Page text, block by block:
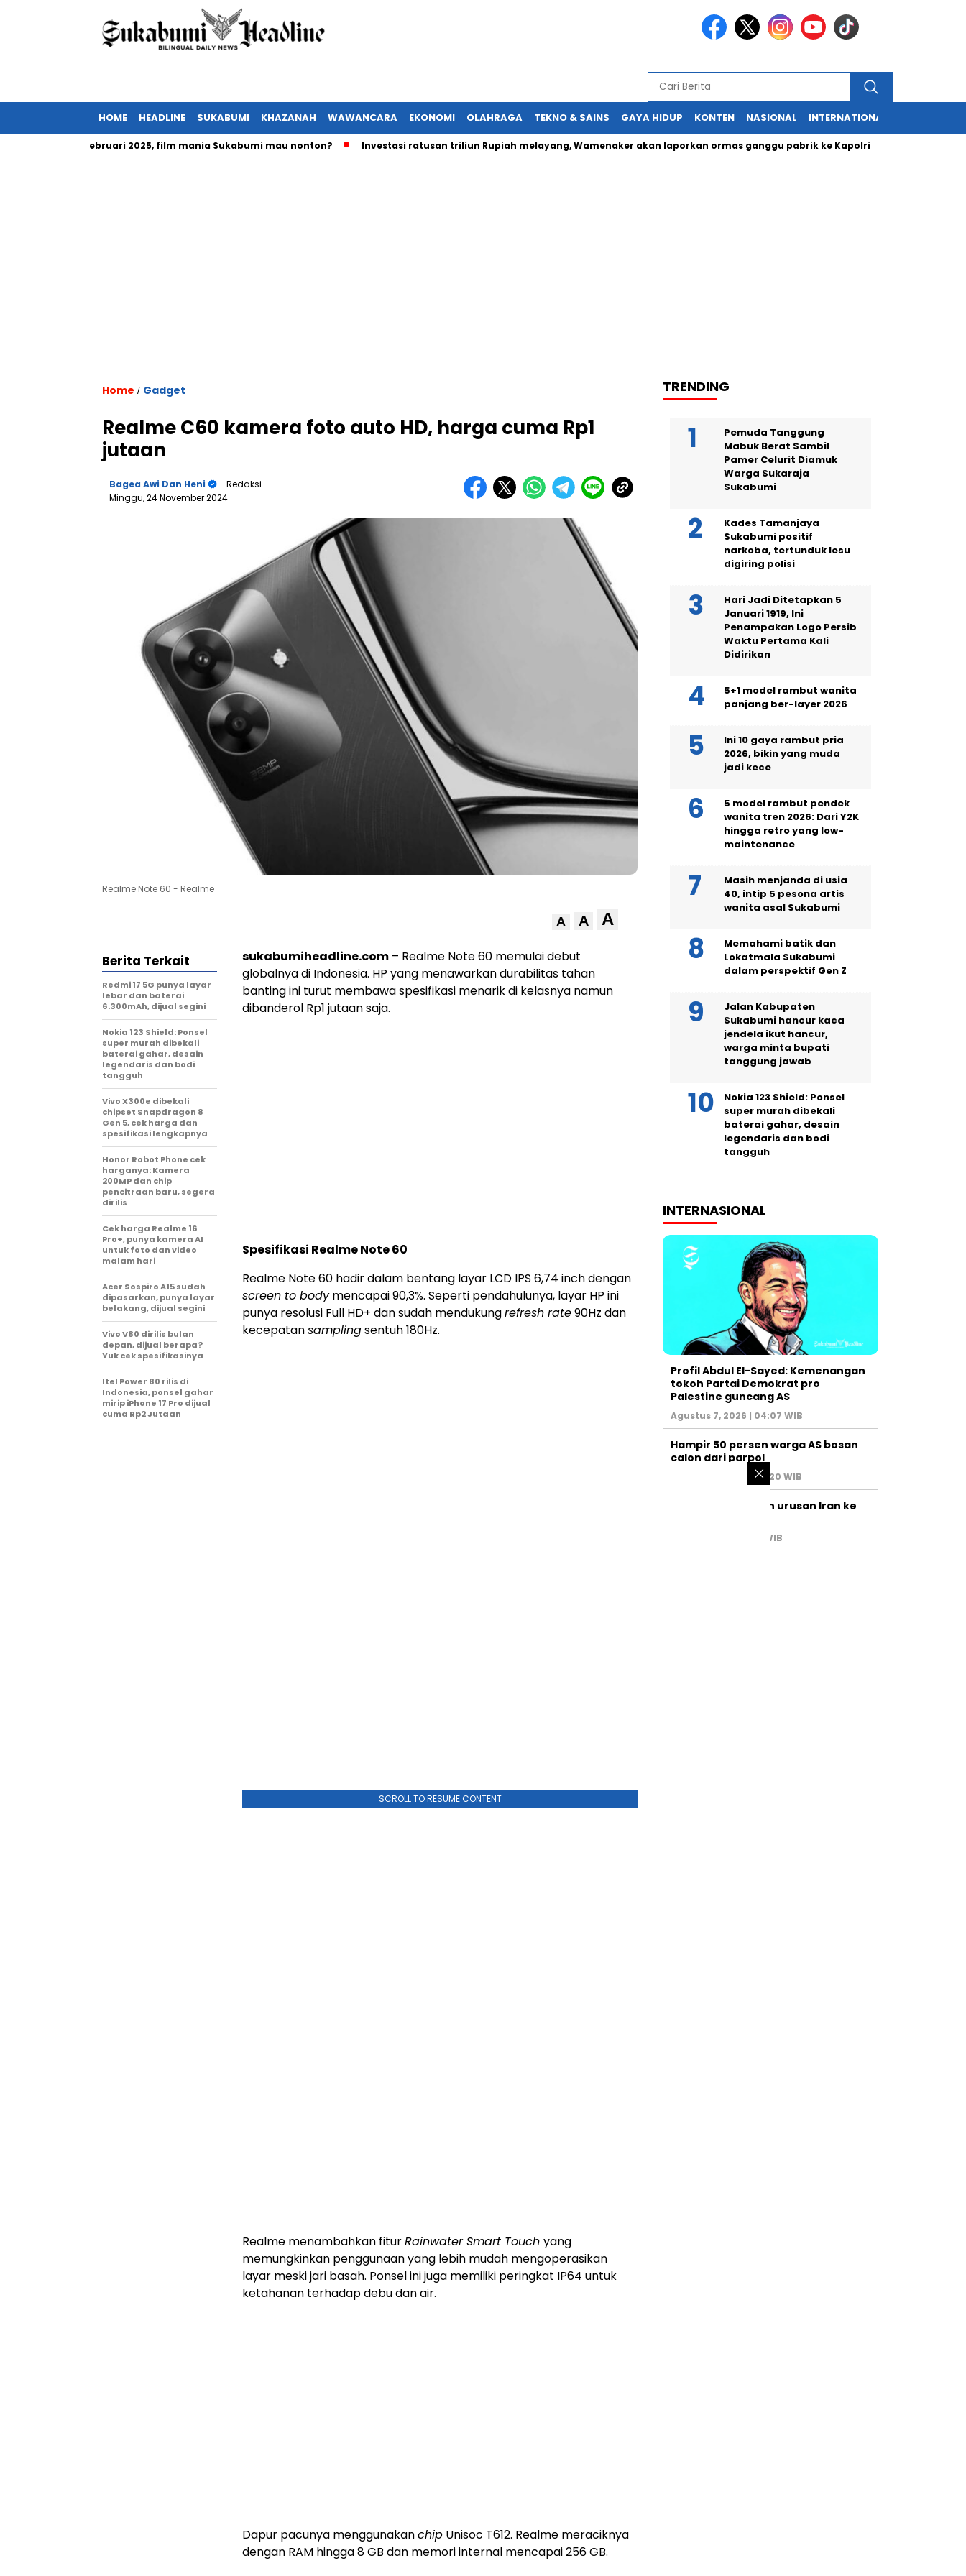
HOME HEADLINE SUKABUMI KHAZANAH WAWANCARA EKONOMI OLAHRAGA TEKNO & SAINS GAYA HIDUP KONTEN NASIONAL INTERNATIONAL
tayang Februari 2025, film mania Sukabumi mau nonton? Investasi ratusan triliun Rupiah melayang, Wamenaker akan laporkan ormas ganggu pabrik ke Kapolri
Home / Gadget
Realme C60 kamera foto auto HD, harga cuma Rp1
jutaan
Bagea Awi Dan Heni
- Redaksi
Minggu, 24 November 2024
Realme Note 60 - Realme
A A A
sukabumiheadline.com – Realme Note 60 memulai debut
globalnya di Indonesia. HP yang menawarkan durabilitas tahan
banting ini turut membawa spesifikasi menarik di kelasnya namun
dibanderol Rp1 jutaan saja.
Spesifikasi Realme Note 60
Realme Note 60 hadir dalam bentang layar LCD IPS 6,74 inch dengan
screen to bodymencapai 90,3%. Seperti pendahulunya, layar HP ini
punya resolusi Full HD+ dan sudah mendukungrefresh rate90Hz dan
kecepatansamplingsentuh 180Hz.
SCROLL TO RESUME CONTENT
Realme menambahkan fiturRainwater Smart Touch yang
memungkinkan penggunaan yang lebih mudah mengoperasikan
layar meski jari basah. Ponsel ini juga memiliki peringkat IP64 untuk
ketahanan terhadap debu dan air.
Dapur pacunya menggunakanchip Unisoc T612. Realme meraciknya
dengan RAM hingga 8 GB dan memori internal mencapai 256 GB.
Berita Terkait
Redmi 17 5G punya layar
lebar dan baterai
6.300mAh, dijual segini
Nokia 123 Shield: Ponsel
super murah dibekali
baterai gahar, desain
legendaris dan bodi
tangguh
Vivo X300e dibekali
chipset Snapdragon 8
Gen 5, cek harga dan
spesifikasi lengkapnya
Honor Robot Phone cek
harganya: Kamera
200MP dan chip
pencitraan baru, segera
dirilis
Cek harga Realme 16
Pro+, punya kamera AI
untuk foto dan video
malam hari
Acer Sospiro A15 sudah
dipasarkan, punya layar
belakang, dijual segini
Vivo V80 dirilis bulan
depan, dijual berapa?
Yuk cek spesifikasinya
Itel Power 80 rilis di
Indonesia, ponsel gahar
mirip iPhone 17 Pro dijual
cuma Rp2 Jutaan
TRENDING
Pemuda Tanggung
Mabuk Berat Sambil
Pamer Celurit Diamuk
Warga Sukaraja
Sukabumi
Kades Tamanjaya
Sukabumi positif
narkoba, tertunduk lesu
digiring polisi
Hari Jadi Ditetapkan 5
Januari 1919, Ini
Penampakan Logo Persib
Waktu Pertama Kali
Didirikan
5+1 model rambut wanita
panjang ber-layer 2026
Ini 10 gaya rambut pria
2026, bikin yang muda
jadi kece
5 model rambut pendek
wanita tren 2026: Dari Y2K
hingga retro yang low-
maintenance
Masih menjanda di usia
40, intip 5 pesona artis
wanita asal Sukabumi
Memahami batik dan
Lokatmala Sukabumi
dalam perspektif Gen Z
Jalan Kabupaten
Sukabumi hancur kaca
jendela ikut hancur,
warga minta bupati
tanggung jawab
Nokia 123 Shield: Ponsel
super murah dibekali
baterai gahar, desain
legendaris dan bodi
tangguh
INTERNASIONAL
Profil Abdul El-Sayed: Kemenangan
tokoh Partai Demokrat pro
Palestine guncang AS
Agustus 7, 2026 | 04:07 WIB
Hampir 50 persen warga AS bosan
calon dari parpol
Agustus 6, 2026 | 07:20 WIB
PM Israel serahkan urusan Iran ke
Juli 31, 2026 | 02:47 WIB